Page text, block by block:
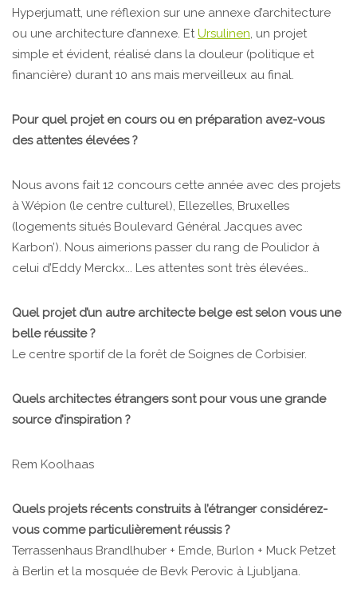
Hyperjumatt, une réflexion sur une annexe d’architecture
ou une architecture d’annexe. EtUrsulinen, un projet
simple et évident, réalisé dans la douleur (politique et
financière) durant 10 ans mais merveilleux au final.
Pour quel projet en cours ou en préparation avez-vous
des attentes élevées ?
Nous avons fait 12 concours cette année avec des projets
à Wépion (le centre culturel), Ellezelles, Bruxelles
(logements situés Boulevard Général Jacques avec
Karbon’). Nous aimerions passer du rang de Poulidor à
celui d’Eddy Merckx... Les attentes sont très élevées…
Quel projet d’un autre architecte belge est selon vous une
belle réussite ?
Le centre sportif de la forêt de Soignes de Corbisier.
Quels architectes étrangers sont pour vous une grande
source d’inspiration ?
Rem Koolhaas
Quels projets récents construits à l’étranger considérez-
vous comme particulièrement réussis ?
Terrassenhaus Brandlhuber + Emde, Burlon + Muck Petzet
à Berlin et la mosquée de Bevk Perovic à Ljubljana.